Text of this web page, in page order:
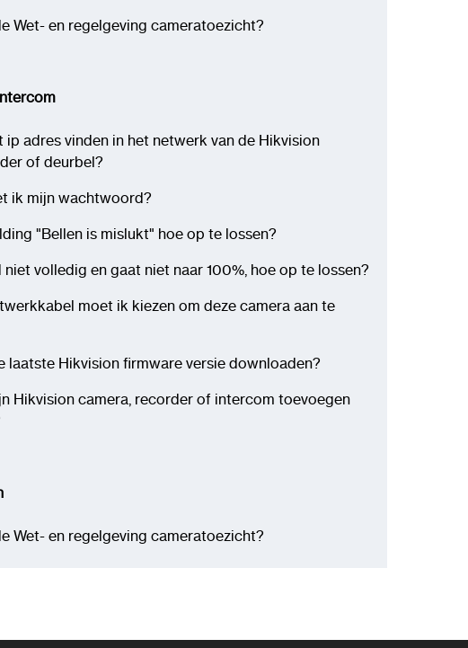
Wet- en regelgeving cameratoezicht?
ip adres vinden in het netwerk van de Hikvision
of deurbel?
ik mijn wachtwoord?
"Bellen is mislukt" hoe op te lossen?
niet volledig en gaat niet naar 100%, hoe op te lossen?
moet ik kiezen om deze camera aan te
laatste Hikvision firmware versie downloaden?
Hikvision camera, recorder of intercom toevoegen
Wet- en regelgeving cameratoezicht?